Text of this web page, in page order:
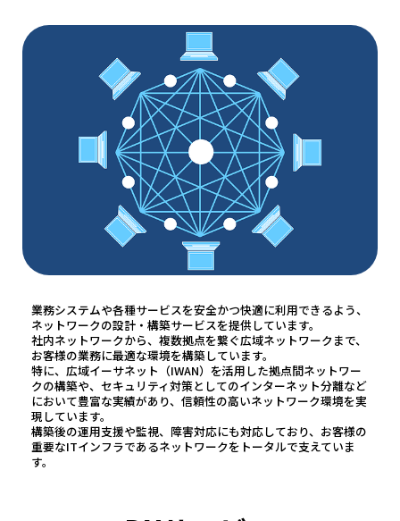
業務システムや各種サービスを安全かつ快適に利用できるよう、
ネットワークの設計・構築サービスを提供しています。
社内ネットワークから、複数拠点を繋ぐ広域ネットワークまで、
お客様の業務に最適な環境を構築しています。
特に、広域イーサネット（IWAN）を活用した拠点間ネットワー
クの構築や、セキュリティ対策としてのインターネット分離など
において豊富な実績があり、信頼性の高いネットワーク環境を実
現しています。
構築後の運用支援や監視、障害対応にも対応しており、お客様の
重要なITインフラであるネットワークをトータルで支えていま
す。